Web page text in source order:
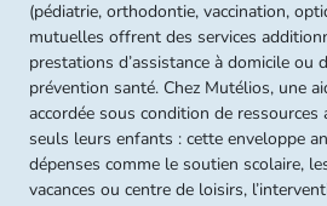
(pédiatrie, orthodontie, vaccination,
mutuelles offrent des services
prestations d’assistance à domicile ou
prévention santé. Chez Mutélios, une
accordée sous condition de
seuls leurs enfants : cette enveloppe
dépenses comme le soutien scolaire,
vacances ou centre de loisirs,